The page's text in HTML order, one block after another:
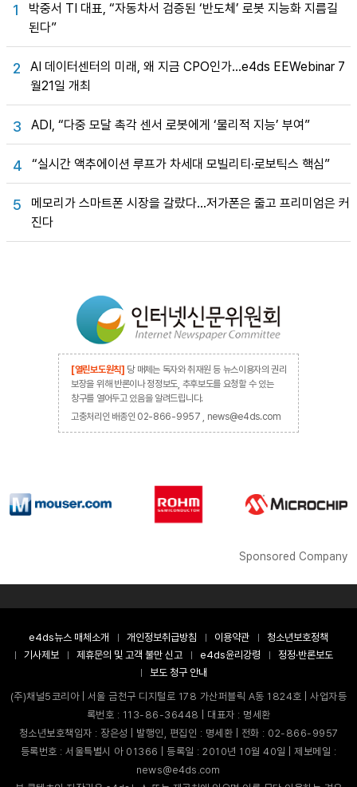
1
박중서 TI 대표, “자동차서 검증된 ‘반도체’ 로봇 지능화 지름길
된다”
2
AI 데이터센터의 미래, 왜 지금 CPO인가…e4ds EEWebinar 7
월21일 개최
3 ADI, “다중 모달 촉각 센서 로봇에게 ‘물리적 지능’ 부여”
4 “실시간 액추에이션 루프가 차세대 모빌리티·로보틱스 핵심”
5
메모리가 스마트폰 시장을 갈랐다…저가폰은 줄고 프리미엄은 커
진다
[열린보도원칙] 당 매체는 독자와 취재원 등 뉴스이용자의 권리
보장을 위해 반론이나 정정보도, 추후보도를 요청할 수 있는
창구를 열어두고 있음을 알려드립니다.
고충처리인 배종인 02-866-9957 , news@e4ds.com
Sponsored Company
e4ds뉴스 매체소개 개인정보취급방침 이용약관
청소년보호정책
기사제보
제휴문의 및 고객 불만 신고 e4ds윤리강령
정정·반론보도
보도 청구 안내
(주)채널5코리아 | 서울 금천구 디지털로 178 가산퍼블릭 A동 1824호 | 사업자등
록번호 : 113-86-36448 | 대표자 : 명세환
청소년보호책임자 : 장은성 | 발행인, 편집인 : 명세환 | 전화 : 02-866-9957
등록번호 : 서울특별시 아 01366 | 등록일 : 2010년 10월 40일 | 제보메일 :
news@e4ds.com